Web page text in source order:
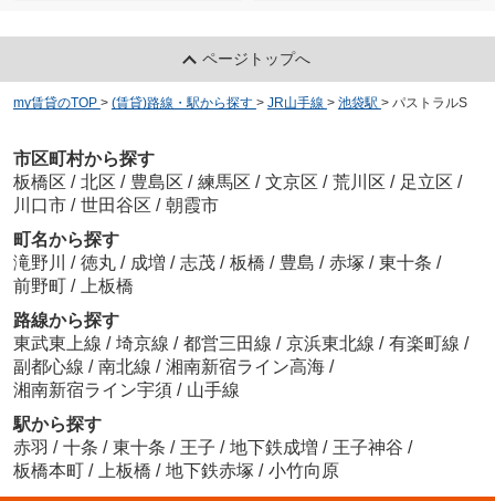
ページトップへ
my賃貸のTOP > (賃貸)路線・駅から探す > JR山手線 > 池袋駅 > パストラルS
市区町村から探す
板橋区 / 北区 / 豊島区 / 練馬区 / 文京区 / 荒川区 / 足立区 /
川口市 / 世田谷区 / 朝霞市
町名から探す
滝野川 / 徳丸 / 成増 / 志茂 / 板橋 / 豊島 / 赤塚 / 東十条 /
前野町 / 上板橋
路線から探す
東武東上線 / 埼京線 / 都営三田線 / 京浜東北線 / 有楽町線 /
副都心線 / 南北線 / 湘南新宿ライン高海 /
湘南新宿ライン宇須 / 山手線
駅から探す
赤羽 / 十条 / 東十条 / 王子 / 地下鉄成増 / 王子神谷 /
板橋本町 / 上板橋 / 地下鉄赤塚 / 小竹向原